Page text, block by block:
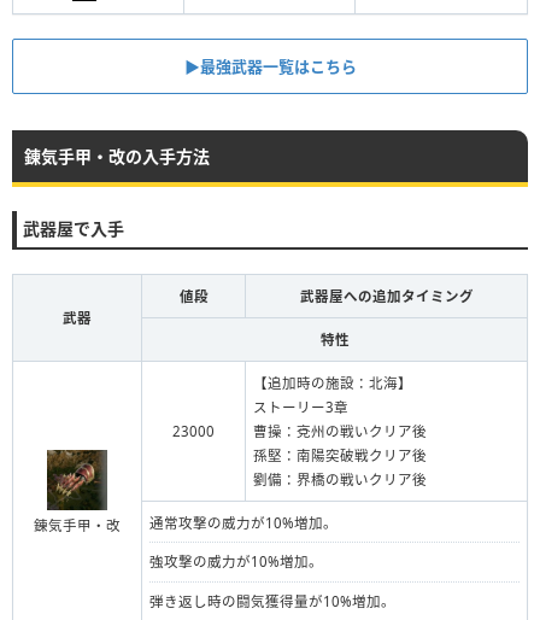
▶︎最強武器一覧はこちら
錬気手甲・改の入手方法
武器屋で入手
武器
値段 武器屋への追加タイミング
特性
錬気手甲・改
23000
【追加時の施設：北海】
ストーリー3章
曹操：兗州の戦いクリア後
孫堅：南陽突破戦クリア後
劉備：界橋の戦いクリア後
通常攻撃の威力が10%増加。
強攻撃の威力が10%増加。
弾き返し時の闘気獲得量が10%増加。